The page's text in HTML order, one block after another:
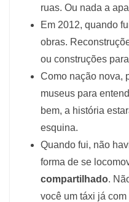
ruas. Ou nada a
Em 2012, quando
obras.
ou construções
Como nação nova,
museus para
bem, a história
esquina.
Quando fui, não
forma de se
compartilhado.
você um táxi já